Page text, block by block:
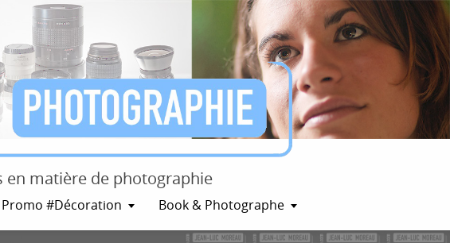
en matière de photographie
Promo #Décoration Book & Photographe